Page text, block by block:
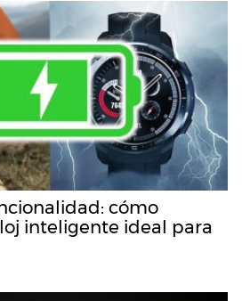
cómo
inteligente ideal para